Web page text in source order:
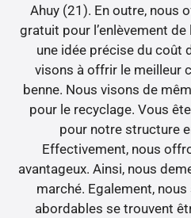
Ahuy (21). En outre, nous
gratuit pour l’enlèvement
une idée précise du coût
visons à offrir le meilleur
benne. Nous visons de
pour le recyclage. Vous
pour notre structure
Effectivement, nous
avantageux. Ainsi, nous
marché. Egalement,
abordables se trouvent